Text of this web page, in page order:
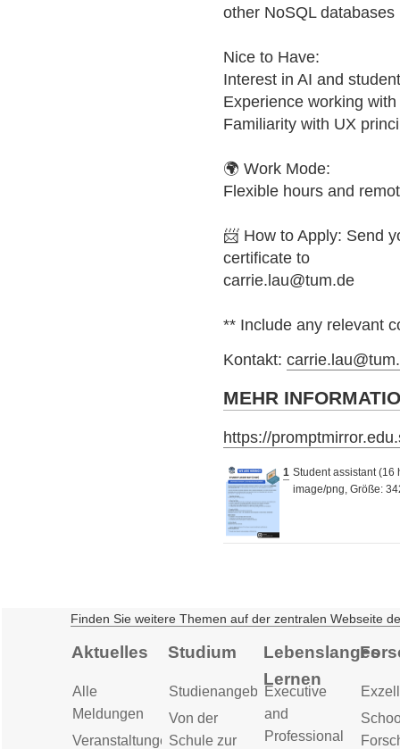
other NoSQL databases
Nice to Have:
Interest in AI and
Experience working
Familiarity with UX
🌍 Work Mode:
Flexible hours and
📨 How to Apply: Send
certificate to
carrie.lau@tum.de
** Include any relevant
Kontakt:
MEHR
https://
1 Student assistant (16
image/png, Größe:
Finden Sie weitere Themen auf der zentralen Webseite
Aktuelles
Alle
Meldungen
Veranstaltungen
Studium
Studienangebot
Von der
Schule zur
Lebenslanges
Lernen
Executive
and
Professional